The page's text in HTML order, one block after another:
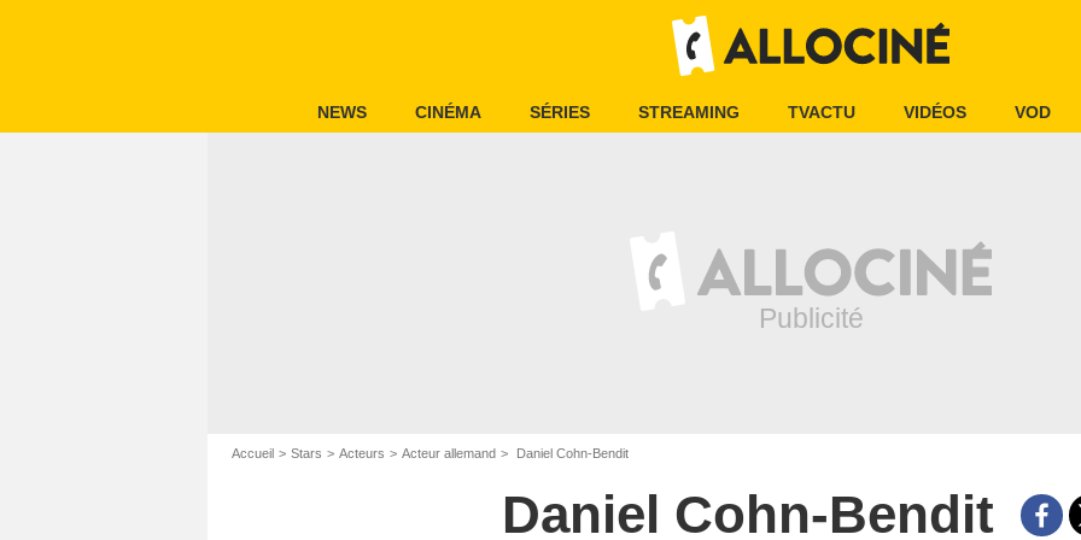
NEWS CINÉMA SÉRIES STREAMING TVACTU VIDÉOS VOD
Accueil Stars Acteurs Acteur allemand Daniel Cohn-Bendit
Daniel Cohn-Bendit